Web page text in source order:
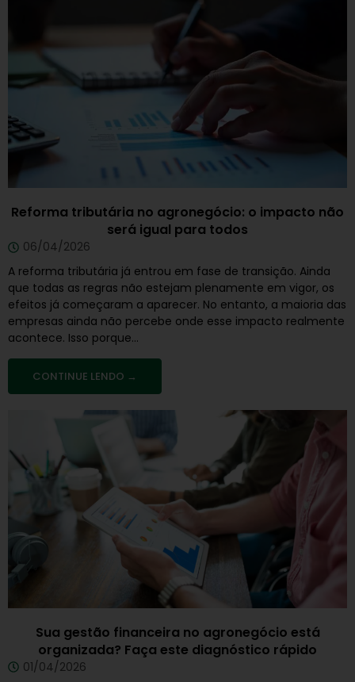
Reforma tributária no agronegócio: o impacto não
será igual para todos
06/04/2026
A reforma tributária já entrou em fase de transição. Ainda
que todas as regras não estejam plenamente em vigor, os
efeitos já começaram a aparecer. No entanto, a maioria das
empresas ainda não percebe onde esse impacto realmente
acontece. Isso porque...
CONTINUE LENDO →
Sua gestão financeira no agronegócio está
organizada? Faça este diagnóstico rápido
01/04/2026